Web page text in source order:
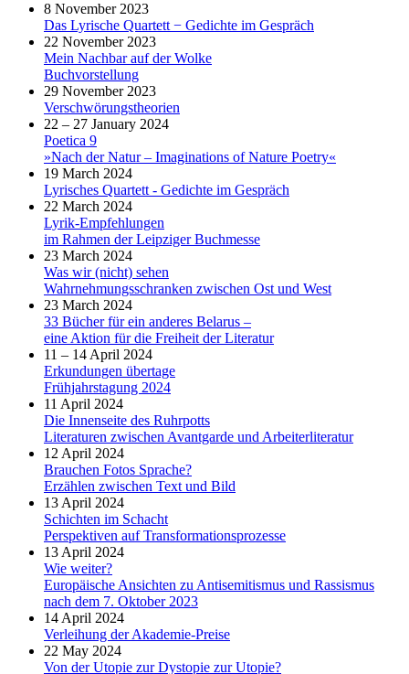
8 November 2023
Das Lyrische Quartett − Gedichte im Gespräch
22 November 2023
Mein Nachbar auf der Wolke
Buchvorstellung
29 November 2023
Verschwörungstheorien
22 – 27 January 2024
Poetica 9
»Nach der Natur – Imaginations of Nature Poetry«
19 March 2024
Lyrisches Quartett - Gedichte im Gespräch
22 March 2024
Lyrik-Empfehlungen
im Rahmen der Leipziger Buchmesse
23 March 2024
Was wir (nicht) sehen
Wahrnehmungsschranken zwischen Ost und West
23 March 2024
33 Bücher für ein anderes Belarus –
eine Aktion für die Freiheit der Literatur
11 – 14 April 2024
Erkundungen übertage
Frühjahrstagung 2024
11 April 2024
Die Innenseite des Ruhrpotts
Literaturen zwischen Avantgarde und Arbeiterliteratur
12 April 2024
Brauchen Fotos Sprache?
Erzählen zwischen Text und Bild
13 April 2024
Schichten im Schacht
Perspektiven auf Transformationsprozesse
13 April 2024
Wie weiter?
Europäische Ansichten zu Antisemitismus und Rassismus
nach dem 7. Oktober 2023
14 April 2024
Verleihung der Akademie-Preise
22 May 2024
Von der Utopie zur Dystopie zur Utopie?